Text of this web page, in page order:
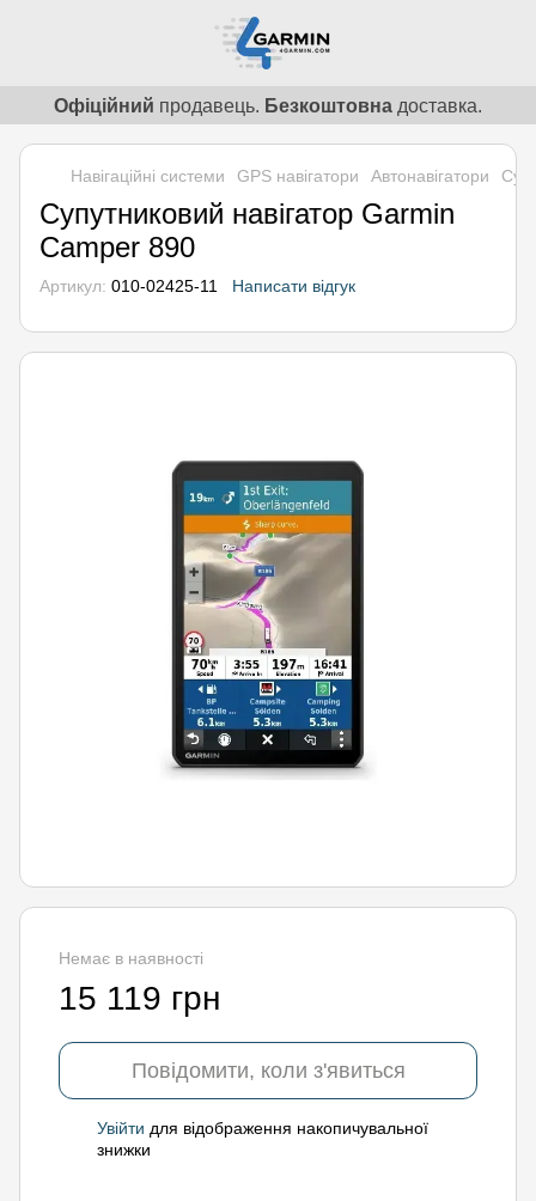
Офіційний продавець. Безкоштовна доставка.
Навігаційні системи GPS навігатори Автонавігатори
Супутниковий навігатор Garmin
Camper 890
Артикул: 010-02425-11 Написати відгук
Немає в наявності
15 119 грн
Повідомити, коли з'явиться
Увійти для відображення накопичувальної
знижки